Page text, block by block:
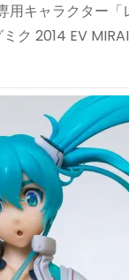
用キャラクター
ク 2014 EV